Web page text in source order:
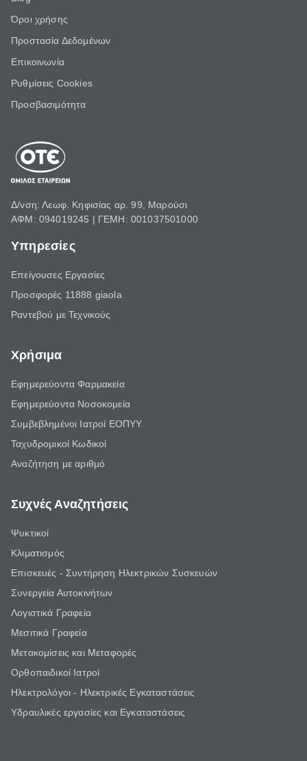
Όροι χρήσης
Προστασία Δεδομένων
Επικοινωνία
Ρυθμίσεις Cookies
Προσβασιμότητα
Δ/νση: Λεωφ. Κηφισίας αρ. 99, Μαρούσι
ΑΦΜ: 094019245 | ΓΕΜΗ: 001037501000
Υπηρεσίες
Επείγουσες Εργασίες
Προσφορές 11888 giaola
Ραντεβού με Τεχνικούς
Χρήσιμα
Εφημερεύοντα Φαρμακεία
Εφημερεύοντα Νοσοκομεία
Συμβεβλημένοι Ιατροί ΕΟΠΥΥ
Ταχυδρομικοί Κωδικοί
Αναζήτηση με αριθμό
Συχνές Αναζητήσεις
Ψυκτικοί
Κλιματισμός
Επισκευές - Συντήρηση Ηλεκτρικών Συσκευών
Συνεργεία Αυτοκινήτων
Λογιστικά Γραφεία
Μεσιτικά Γραφεία
Μετακομίσεις και Μεταφορές
Ορθοπαιδικοί Ιατροί
Ηλεκτρολόγοι - Ηλεκτρικές Εγκαταστάσεις
Υδραυλικές εργασίες και Εγκαταστάσεις